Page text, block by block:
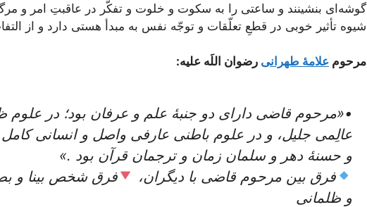
گوشه‌ای بنشینند و ساعتی را به سکوت و خلوت و تفکّر در عاقبتِ امر و
شیوه تأثیر خوبی در قطعِ تعلّقات و توجّه نفس به مبدأ هستی دارد و از
مرحوم علامۀ طهرانی رضوان اللَه علیه:
•«مرحوم قاضی دارای دو جنبۀ علم و عرفان بود؛ در
عالِمی جلیل، و در علوم باطنی عارفی واصل و انسانی
و حسنۀ دهر و سلمان زمان و ترجمان قرآن بود .»
فرق بین مرحوم قاضی با دیگران،
فرق شخص بینا و
و ظلمانی